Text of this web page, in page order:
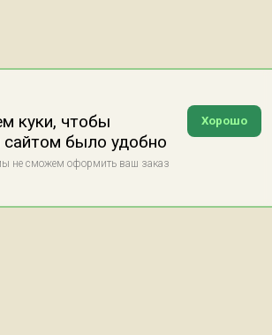
Хорошо
куки, чтобы
сайтом было удобно
не сможем оформить ваш заказ